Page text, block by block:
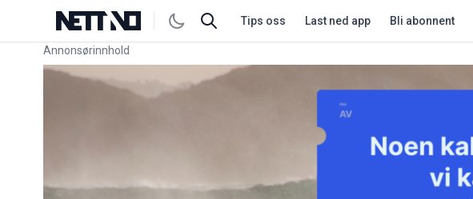
Tips oss Last ned app Bli abonnent
Annonsørinnhold
Link for annonse